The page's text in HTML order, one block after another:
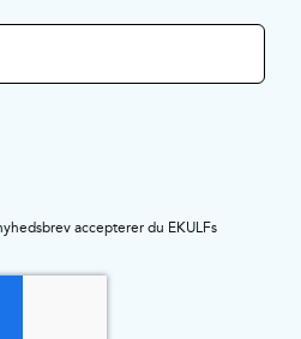
accepterer du EKULFs